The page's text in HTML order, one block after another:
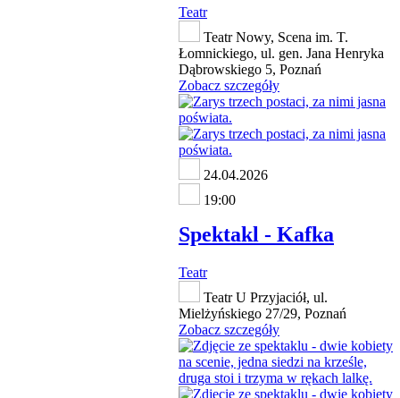
Teatr
Teatr Nowy, Scena im. T.
Łomnickiego, ul. gen. Jana Henryka
Dąbrowskiego 5, Poznań
Zobacz szczegóły
24.04.2026
19:00
Spektakl - Kafka
Teatr
Teatr U Przyjaciół, ul.
Mielżyńskiego 27/29, Poznań
Zobacz szczegóły